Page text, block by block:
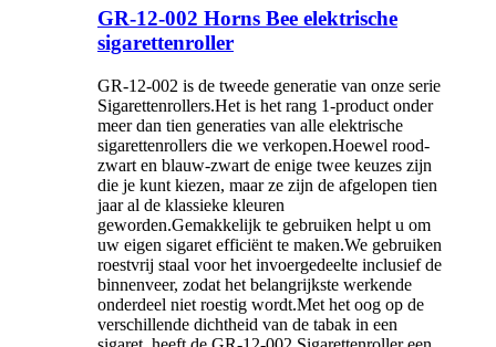
GR-12-002 Horns Bee elektrische
sigarettenroller
GR-12-002 is de tweede generatie van onze serie
Sigarettenrollers.Het is het rang 1-product onder
meer dan tien generaties van alle elektrische
sigarettenrollers die we verkopen.Hoewel rood-
zwart en blauw-zwart de enige twee keuzes zijn
die je kunt kiezen, maar ze zijn de afgelopen tien
jaar al de klassieke kleuren
geworden.Gemakkelijk te gebruiken helpt u om
uw eigen sigaret efficiënt te maken.We gebruiken
roestvrij staal voor het invoergedeelte inclusief de
binnenveer, zodat het belangrijkste werkende
onderdeel niet roestig wordt.Met het oog op de
verschillende dichtheid van de tabak in een